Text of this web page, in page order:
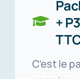
+
C’est le